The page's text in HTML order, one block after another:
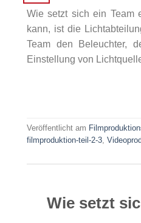
Wie setzt sich ein Team
kann, ist die
Team den Beleuchter,
Einstellung von
Veröffentlicht am
filmproduktion-teil-2-3,
Wie setzt